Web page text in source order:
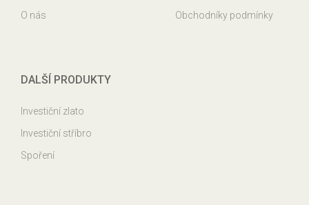
O nás
Obchodníky podmínky
DALŠÍ PRODUKTY
Investiční zlato
Investiční stříbro
Spoření